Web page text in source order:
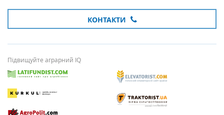
КОНТАКТИ
Підвищуйте аграрний IQ